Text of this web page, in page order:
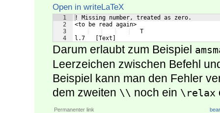
Open in writeLaTeX
1
2
3
4
! Missing number, treated as zero.
<to be read again>
   T
l.7   [Text]
Darum erlaubt zum Beispiel
Leerzeichen zwischen Befehl
Beispiel kann man den Fehler
dem zweiten \\ noch ein \relax
Permanenter link